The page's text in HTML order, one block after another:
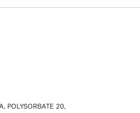
POLYSORBATE 20,